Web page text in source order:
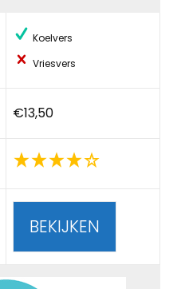
Koelvers
Vriesvers
€13,50
BEKIJKEN